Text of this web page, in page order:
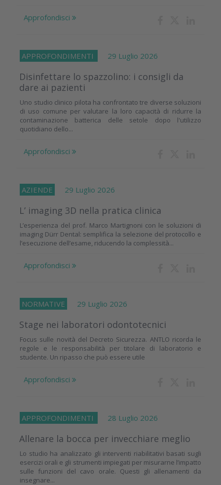
Approfondisci
APPROFONDIMENTI 29 Luglio 2026
Disinfettare lo spazzolino: i consigli da
dare ai pazienti
Uno studio clinico pilota ha confrontato tre diverse soluzioni
di uso comune per valutare la loro capacità di ridurre la
contaminazione batterica delle setole dopo l'utilizzo
quotidiano dello...
Approfondisci
AZIENDE 29 Luglio 2026
L’ imaging 3D nella pratica clinica
L’esperienza del prof. Marco Martignoni con le soluzioni di
imaging Dürr Dental: semplifica la selezione del protocollo e
l’esecuzione dell’esame, riducendo la complessità...
Approfondisci
NORMATIVE 29 Luglio 2026
Stage nei laboratori odontotecnici
Focus sulle novità del Decreto Sicurezza. ANTLO ricorda le
regole e le responsabilità per titolare di laboratorio e
studente. Un ripasso che può essere utile
Approfondisci
APPROFONDIMENTI 28 Luglio 2026
Allenare la bocca per invecchiare meglio
Lo studio ha analizzato gli interventi riabilitativi basati sugli
esercizi orali e gli strumenti impiegati per misurarne l’impatto
sulle funzioni del cavo orale. Questi gli allenamenti da
insegnare...